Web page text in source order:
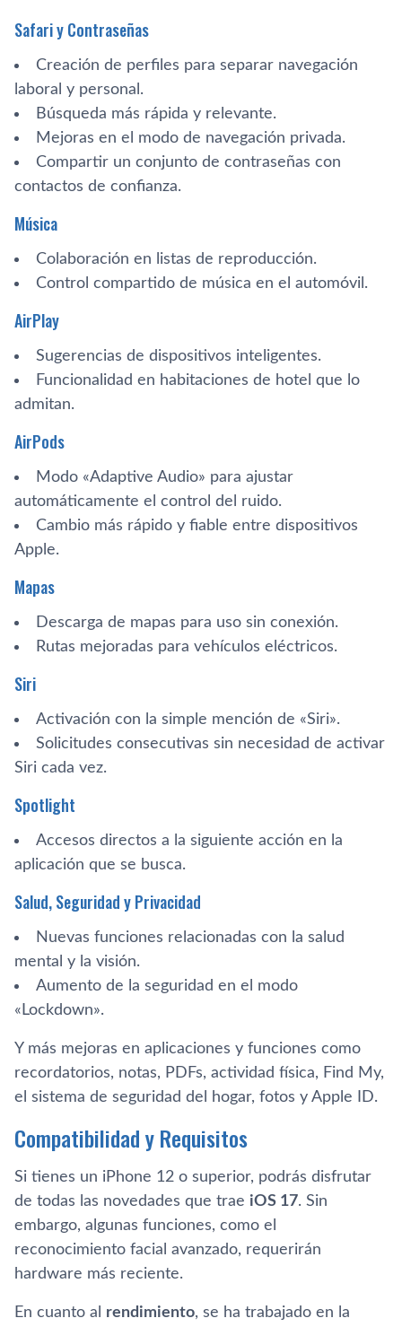
Safari y Contraseñas
Creación de perfiles para separar navegación
laboral y personal.
Búsqueda más rápida y relevante.
Mejoras en el modo de navegación privada.
Compartir un conjunto de contraseñas con
contactos de confianza.
Música
Colaboración en listas de reproducción.
Control compartido de música en el automóvil.
AirPlay
Sugerencias de dispositivos inteligentes.
Funcionalidad en habitaciones de hotel que lo
admitan.
AirPods
Modo «Adaptive Audio» para ajustar
automáticamente el control del ruido.
Cambio más rápido y fiable entre dispositivos
Apple.
Mapas
Descarga de mapas para uso sin conexión.
Rutas mejoradas para vehículos eléctricos.
Siri
Activación con la simple mención de «Siri».
Solicitudes consecutivas sin necesidad de activar
Siri cada vez.
Spotlight
Accesos directos a la siguiente acción en la
aplicación que se busca.
Salud, Seguridad y Privacidad
Nuevas funciones relacionadas con la salud
mental y la visión.
Aumento de la seguridad en el modo
«Lockdown».
Y más mejoras en aplicaciones y funciones como
recordatorios, notas, PDFs, actividad física, Find My,
el sistema de seguridad del hogar, fotos y Apple ID.
Compatibilidad y Requisitos
Si tienes un iPhone 12 o superior, podrás disfrutar
de todas las novedades que trae iOS 17. Sin
embargo, algunas funciones, como el
reconocimiento facial avanzado, requerirán
hardware más reciente.
En cuanto al rendimiento, se ha trabajado en la